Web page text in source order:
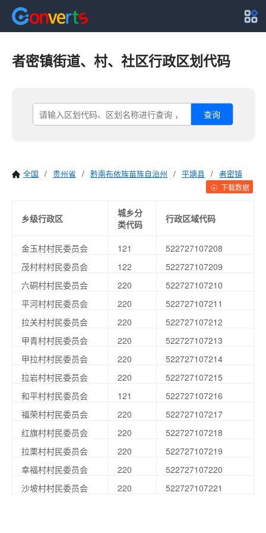
者密镇街道、村、社区行政区划代码
查询
全国 / 贵州省 / 黔南布依族苗族自治州 / 平塘县 / 者密镇
下载数据
乡级行政区
城乡分
类代码
行政区域代码
金玉村村民委员会 121
522727107208
茂村村村民委员会
122
522727107209
六硐村村民委员会
220
522727107210
平河村村民委员会
220
522727107211
拉关村村民委员会
220
522727107212
甲青村村民委员会
220
522727107213
甲拉村村民委员会
220
522727107214
拉岩村村民委员会
220
522727107215
和平村村民委员会
121
522727107216
福荣村村民委员会
220
522727107217
红旗村村民委员会
220
522727107218
拉栗村村民委员会
220
522727107219
幸福村村民委员会
220
522727107220
沙坡村村民委员会
220 522727107221